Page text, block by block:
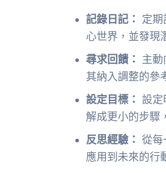
記錄日記：
定期
心世界，並發現
尋求回饋：
主
其納入調整的參
設定目標：
設
解成更小的步驟
反思經驗： 從每
應用到未來的行